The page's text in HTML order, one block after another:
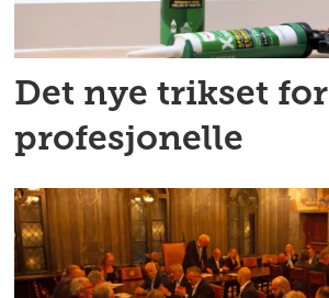
Det nye trikset for
profesjonelle